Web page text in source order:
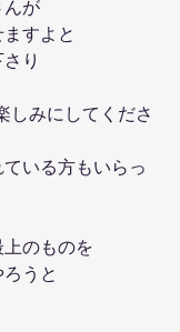
んが
すよと
り
しみにしてくださ
いる方もいらっ
のものを
うと